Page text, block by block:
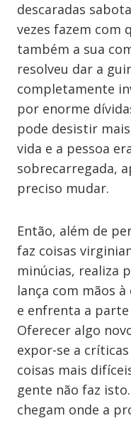
descaradas
vezes fazem com
também a sua
resolveu dar a
completamente
por enorme
pode desistir
vida e a pessoa
sobrecarregada,
preciso mudar.
Então, além de
faz coisas
minúcias, realiza
lança com mãos
e enfrenta a
Oferecer algo
expor-se a
coisas mais
gente não faz
chegam onde a